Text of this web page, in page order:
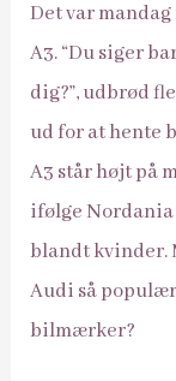
Det var
A3. “Du siger
dig?”, udbrød
ud for at hente
A3 står højt på
ifølge Nordania
blandt kvinder.
Audi så
bilmærker?